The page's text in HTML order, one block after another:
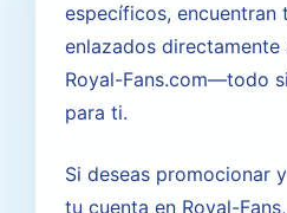
específicos, encuentran
enlazados directamente
Royal-Fans.com—todo
para ti.
Si deseas promocionar
tu cuenta en Royal-